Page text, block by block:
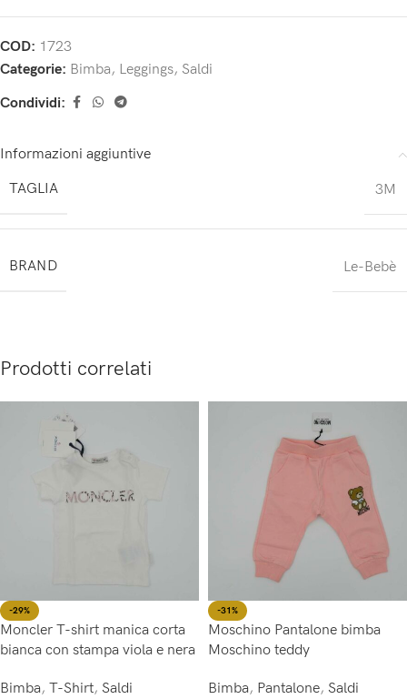
COD: 1723
Categorie: Bimba, Leggings, Saldi
Condividi:
Informazioni aggiuntive
TAGLIA
3M
BRAND Le-Bebè
Prodotti correlati
-29%
Moncler T-shirt manica corta
bianca con stampa viola e nera
Bimba, T-Shirt, Saldi
-31%
Moschino Pantalone bimba
Moschino teddy
Bimba, Pantalone, Saldi